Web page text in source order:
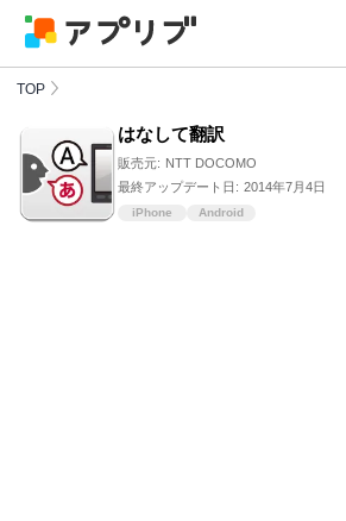
TOP
はなして翻訳
販売元: NTT DOCOMO
最終アップデート日: 2014年7月4日
iPhone Android